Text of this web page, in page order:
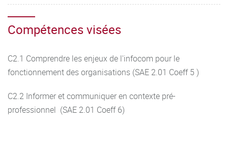
Compétences visées
C2.1 Comprendre les enjeux de l'infocom pour le
fonctionnement des organisations (SAE 2.01 Coeff 5 )
C2.2 Informer et communiquer en contexte pré-
professionnel (SAE 2.01 Coeff 6)